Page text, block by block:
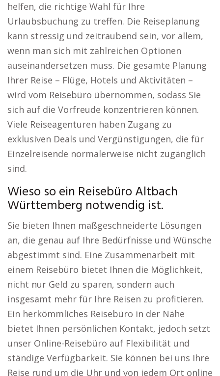
helfen, die richtige Wahl für Ihre
Urlaubsbuchung zu treffen. Die Reiseplanung
kann stressig und zeitraubend sein, vor allem,
wenn man sich mit zahlreichen Optionen
auseinandersetzen muss. Die gesamte Planung
Ihrer Reise – Flüge, Hotels und Aktivitäten –
wird vom Reisebüro übernommen, sodass Sie
sich auf die Vorfreude konzentrieren können.
Viele Reiseagenturen haben Zugang zu
exklusiven Deals und Vergünstigungen, die für
Einzelreisende normalerweise nicht zugänglich
sind.
Wieso so ein Reisebüro Altbach
Württemberg notwendig ist.
Sie bieten Ihnen maßgeschneiderte Lösungen
an, die genau auf Ihre Bedürfnisse und Wünsche
abgestimmt sind. Eine Zusammenarbeit mit
einem Reisebüro bietet Ihnen die Möglichkeit,
nicht nur Geld zu sparen, sondern auch
insgesamt mehr für Ihre Reisen zu profitieren.
Ein herkömmliches Reisebüro in der Nähe
bietet Ihnen persönlichen Kontakt, jedoch setzt
unser Online-Reisebüro auf Flexibilität und
ständige Verfügbarkeit. Sie können bei uns Ihre
Reise rund um die Uhr und von jedem Ort online